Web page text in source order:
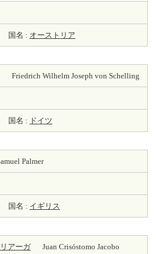
国名 : オーストリア
Friedrich Wilhelm Joseph von Schelling
国名 : ドイツ
Palmer
国名 : イギリス
アーガ
Juan Crisóstomo Jacobo